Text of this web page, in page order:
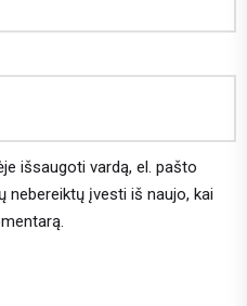
išsaugoti vardą, el. pašto
nebereiktų įvesti iš naujo, kai